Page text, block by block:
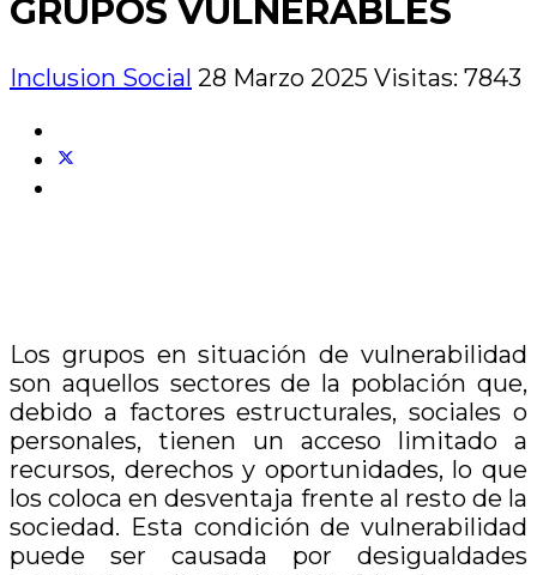
GRUPOS VULNERABLES
Inclusion Social 28 Marzo 2025 Visitas: 7843
Los grupos en situación de vulnerabilidad
son aquellos sectores de la población que,
debido a factores estructurales, sociales o
personales, tienen un acceso limitado a
recursos, derechos y oportunidades, lo que
los coloca en desventaja frente al resto de la
sociedad. Esta condición de vulnerabilidad
puede ser causada por desigualdades